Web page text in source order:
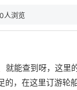
人浏览
就能查到呀，这里
，在这里订游轮